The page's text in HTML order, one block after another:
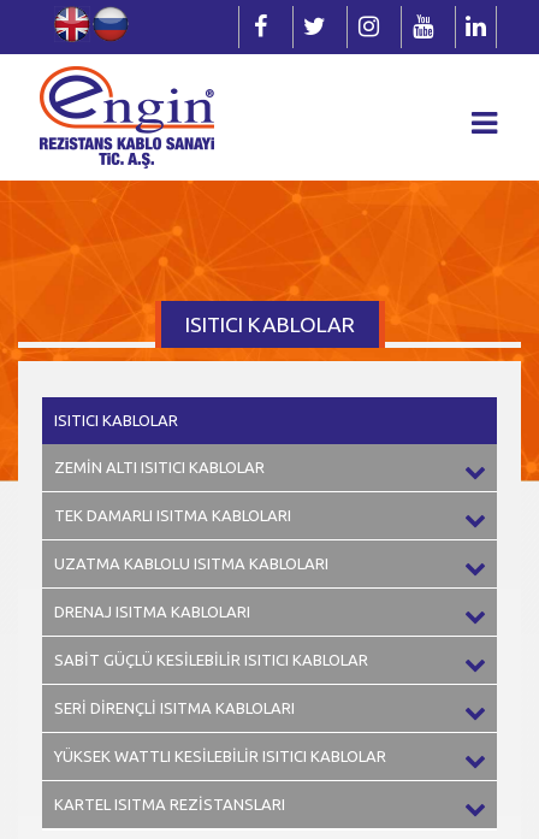
ISITICI KABLOLAR
ISITICI KABLOLAR
ZEMİN ALTI ISITICI KABLOLAR
TEK DAMARLI ISITMA KABLOLARI
UZATMA KABLOLU ISITMA KABLOLARI
DRENAJ ISITMA KABLOLARI
SABİT GÜÇLÜ KESİLEBİLİR ISITICI KABLOLAR
SERİ DİRENÇLİ ISITMA KABLOLARI
YÜKSEK WATTLI KESİLEBİLİR ISITICI KABLOLAR
KARTEL ISITMA REZİSTANSLARI